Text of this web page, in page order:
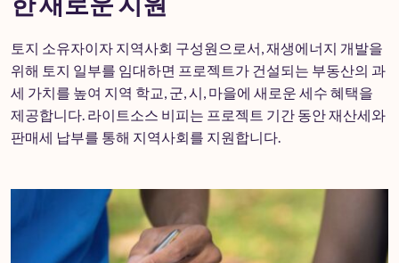
토지 소유자이자 지역사회 구성원으로서, 재생에너지 개발을
위해 토지 일부를 임대하면 프로젝트가 건설되는 부동산의 과
세 가치를 높여 지역 학교, 군, 시, 마을에 새로운 세수 혜택을
제공합니다. 라이트소스 비피는 프로젝트 기간 동안 재산세와
판매세 납부를 통해 지역사회를 지원합니다.